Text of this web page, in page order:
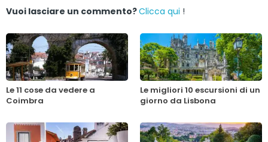
Vuoi lasciare un commento?Clicca qui !
Le 11 cose da vedere a
Coimbra
Le migliori 10 escursioni di un
giorno da Lisbona